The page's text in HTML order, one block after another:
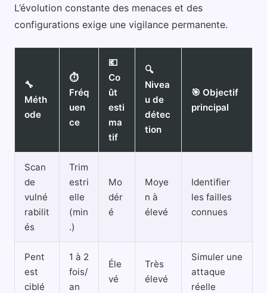
L’évolution constante des menaces et des
configurations exige une vigilance permanente.
🔧
Méth
ode
⏱️
Fréq
uen
ce
💶
Co
ût
esti
ma
tif
🔍
Nivea
u de
détec
tion
🎯 Objectif
principal
Scan
de
vulné
rabilit
és
Trim
estri
elle
(min
.)
Mo
dér
é
Moye
n à
élevé
Identifier
les failles
connues
Pent
est
ciblé
1 à 2
fois/
an
Éle
vé
Très
élevé
Simuler une
attaque
réelle